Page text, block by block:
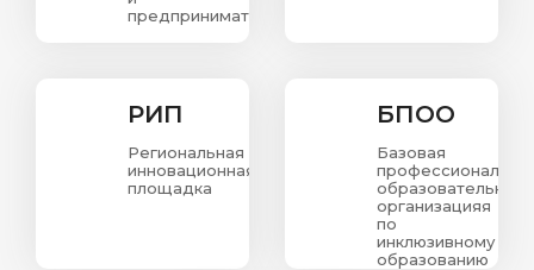
предпринимательства.
РИП
Региональная
инновационная
площадка
БПОО
Базовая
образовательная
организацияя
по
инклюзивному
образованию